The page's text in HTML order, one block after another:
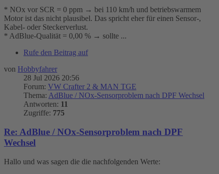
* NOx vor SCR = 0 ppm → bei 110 km/h und betriebswarmem
Motor ist das nicht plausibel. Das spricht eher für einen Sensor-,
Kabel- oder Steckerverlust.
* AdBlue-Qualität = 0,00 % → sollte ...
Rufe den Beitrag auf
von Hobbyfahrer
28 Jul 2026 20:56
Forum: VW Crafter 2 & MAN TGE
Thema: AdBlue / NOx-Sensorproblem nach DPF Wechsel
Antworten: 11
Zugriffe: 775
Re: AdBlue / NOx-Sensorproblem nach DPF
Wechsel
Hallo und was sagen die die nachfolgenden Werte: